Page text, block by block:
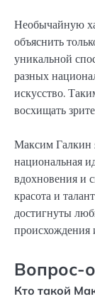
Необычайную
объяснить
уникальной
разных
искусство.
восхищать
Максим Галкин
национальная
вдохновения и
красота и
достигнуты
происхождения
Вопрос-
Кто такой